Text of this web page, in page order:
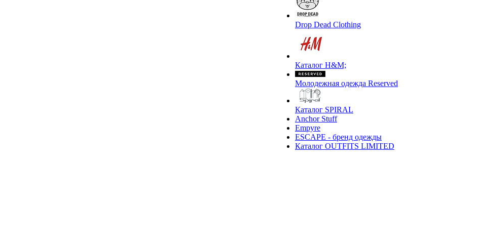
Drop Dead Clothing
Каталог H&M;
Молодежная одежда Reserved
Каталог SPIRAL
Anchor Stuff
Empyre
ESCAPE - бренд одежды
Каталог OUTFITS LIMITED